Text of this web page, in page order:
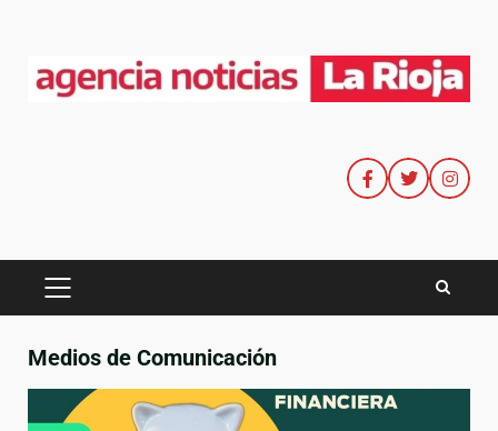
Medios de Comunicación